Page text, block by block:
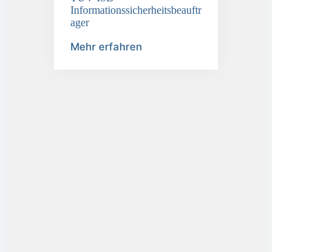
Informationssicherheitsbeauftr
ager
Mehr erfahren